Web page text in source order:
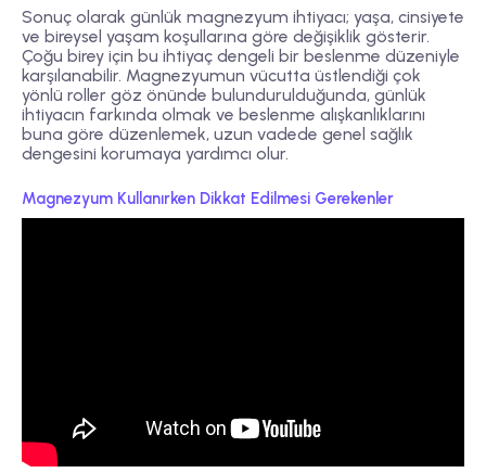
Sonuç olarak günlük magnezyum ihtiyacı; yaşa, cinsiyete
ve bireysel yaşam koşullarına göre değişiklik gösterir.
Çoğu birey için bu ihtiyaç dengeli bir beslenme düzeniyle
karşılanabilir. Magnezyumun vücutta üstlendiği çok
yönlü roller göz önünde bulundurulduğunda, günlük
ihtiyacın farkında olmak ve beslenme alışkanlıklarını
buna göre düzenlemek, uzun vadede genel sağlık
dengesini korumaya yardımcı olur.
Magnezyum Kullanırken Dikkat Edilmesi Gerekenler